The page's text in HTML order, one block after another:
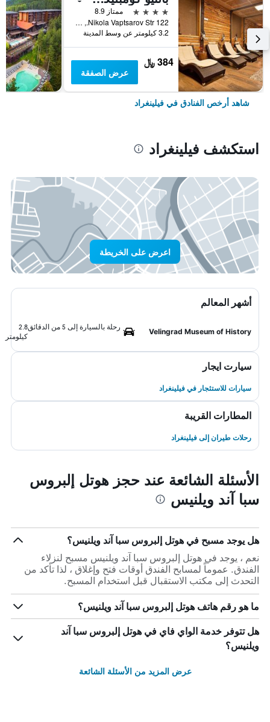
4 نجوم
ممتاز 8.9
122 Nikola Vaptsarov Str., فيلينغراد, بلغاريا
3.2 كيلومتر عن وسط المدينة
384 ﷼
عرض الصفقة
شاهد أرخص الفنادق في فيلينغراد
استكشف فيلينغراد
اعرض على الخريطة
أشهر المعالم
Velingrad Museum of History
رحلة بالسيارة إلى 5 من الدقائق
2.8
كيلومتر
سيارت ايجار
سيارات للاستئجار في فيلينغراد
المطارات القريبة
رحلات طيران إلى فيلينغراد
الأسئلة الشائعة عند حجز هوتل إلبروس
سبا آند ويلنيس
هل يوجد مسبح في هوتل إلبروس سبا آند ويلنيس؟
نعم ، يوجد في هوتل إلبروس سبا آند ويلنيس مسبح لنزلاء
الفندق. عموماً لمسابح الفندق أوقات فتح وإغلاق ، لذا تأكد من
التحدث إلى مكتب الاستقبال قبل استخدام المسبح.
ما هو رقم هاتف هوتل إلبروس سبا آند ويلنيس؟
هل تتوفر خدمة الواي فاي في هوتل إلبروس سبا آند
ويلنيس؟
عرض المزيد من الأسئلة الشائعة